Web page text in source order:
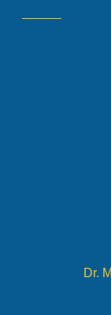
Dr.